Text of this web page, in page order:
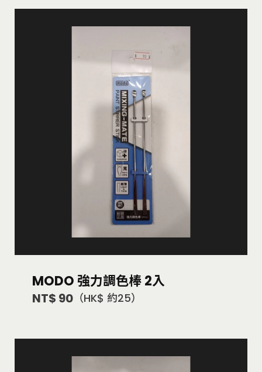
MODO 強力調色棒 2入
NT$ 90 （HK$ 約25）